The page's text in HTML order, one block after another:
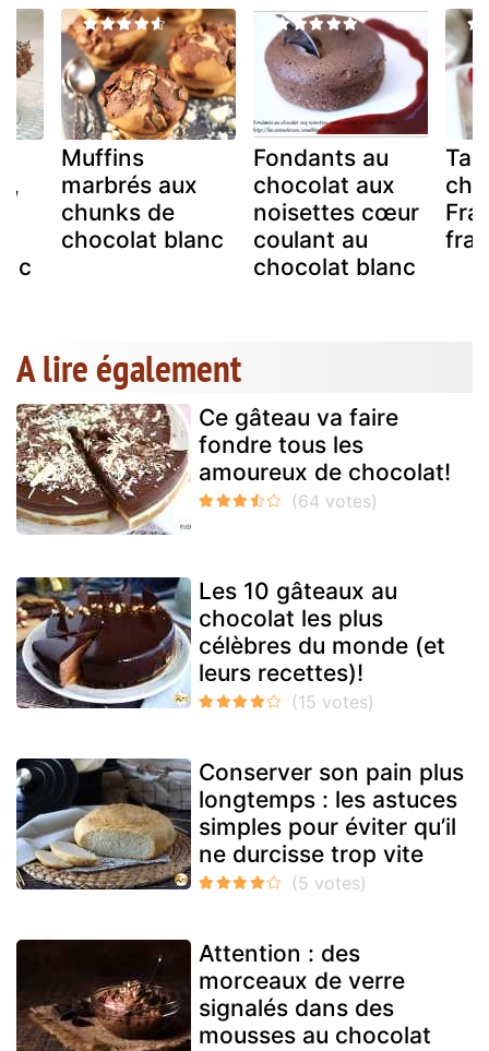
Muffins
marbrés aux
chunks de
chocolat blanc
Fondants au
chocolat aux
noisettes cœur
coulant au
chocolat blanc
A lire également
Ce gâteau va faire
fondre tous les
amoureux de chocolat!
Les 10 gâteaux au
chocolat les plus
célèbres du monde (et
leurs recettes)!
Conserver son pain plus
longtemps : les astuces
simples pour éviter qu’il
ne durcisse trop vite
Attention : des
morceaux de verre
signalés dans des
mousses au chocolat